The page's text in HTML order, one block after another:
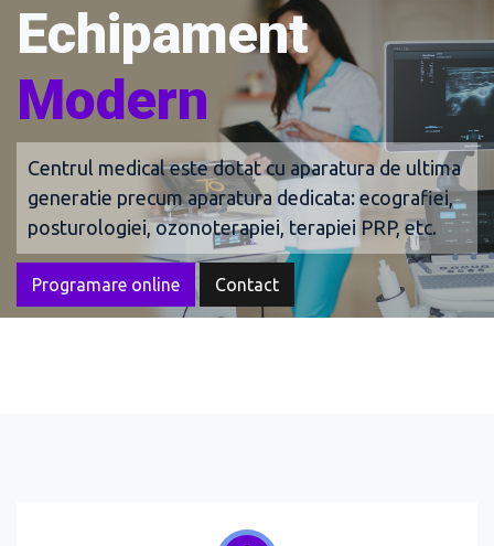
Echipament
Modern
Centrul medical este dotat cu aparatura de ultima
generatie precum aparatura dedicata: ecografiei,
posturologiei, ozonoterapiei, terapiei PRP, etc.
Programare online Contact